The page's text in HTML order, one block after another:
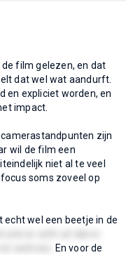
de film gelezen, en dat
dat wel wat aandurft.
en expliciet worden, en
impact.
zijn
wil de film een
niet al te veel
soms zoveel op
echt wel een beetje in de
En voor de